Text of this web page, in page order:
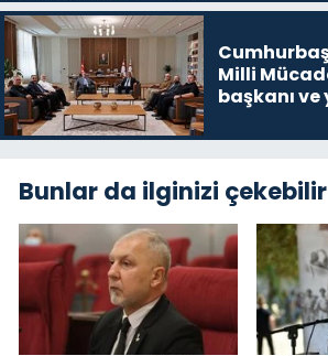
Milli
başkanı
Bunlar da ilginizi çekebilir